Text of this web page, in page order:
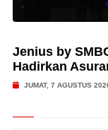
Jenius by
Hadirkan
JUMAT, 7 AGUSTUS